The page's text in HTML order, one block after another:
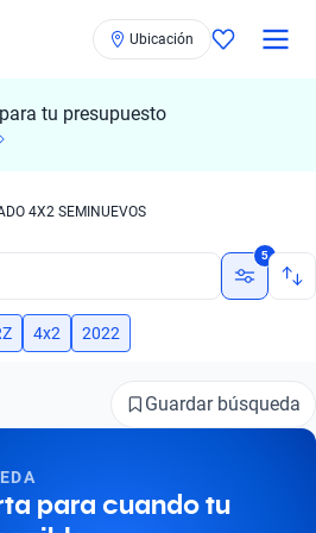
Ubicación
tu presupuesto
4X2 SEMINUEVOS
5
4x2 2022
Guardar búsqueda
para cuando tu